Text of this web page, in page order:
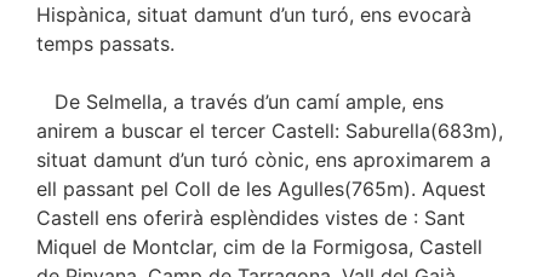
Hispànica, situat damunt d’un turó, ens evocarà
temps passats.
De Selmella, a través d’un camí ample, ens
anirem a buscar el tercer Castell: Saburella(683m),
situat damunt d’un turó cònic, ens aproximarem a
ell passant pel Coll de les Agulles(765m). Aquest
Castell ens oferirà esplèndides vistes de : Sant
Miquel de Montclar, cim de la Formigosa, Castell